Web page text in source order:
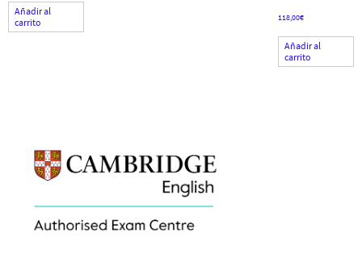
Añadir al
carrito
118,00€
Añadir al
carrito